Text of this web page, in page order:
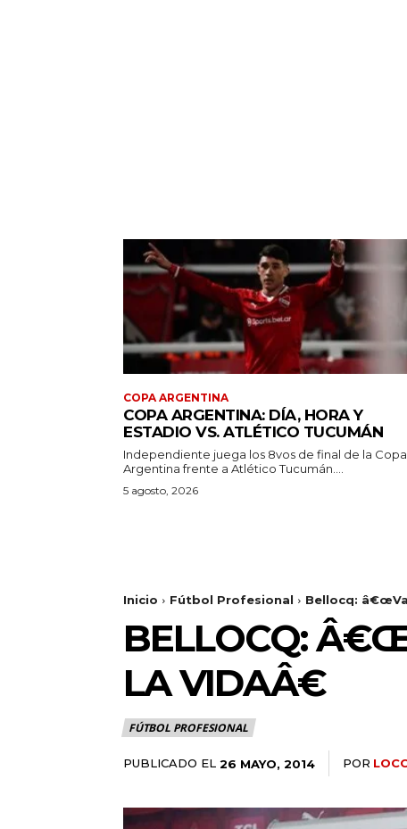
COPA ARGENTINA
COPA ARGENTINA: DÍA, HORA Y
ESTADIO VS. ATLÉTICO TUCUMÁN
Independiente juega los 8vos de final de la Copa
Argentina frente a Atlético Tucumán....
5 agosto, 2026